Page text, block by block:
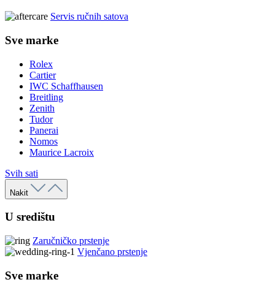
Servis ručnih satova
Sve marke
Rolex
Cartier
IWC Schaffhausen
Breitling
Zenith
Tudor
Panerai
Nomos
Maurice Lacroix
Svih sati
Nakit
U središtu
Zaručničko prstenje
Vjenčano prstenje
Sve marke